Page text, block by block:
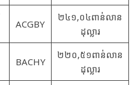
ACGBY
២៤១,០៤ពាន់លាន
ដុល្លារ
BACHY
២២០,៥១ពាន់លាន
ដុល្លារ